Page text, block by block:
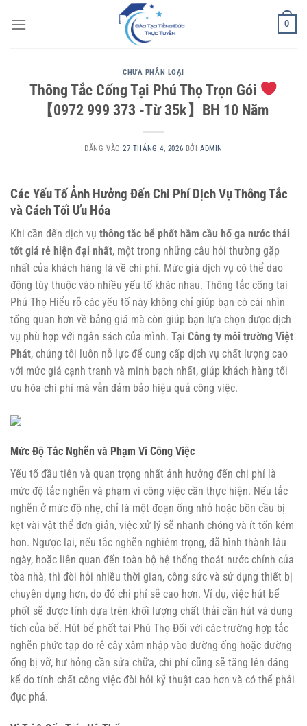
qua
0
CHƯA PHÂN LOẠI
Thông Tắc Cống Tại Phú Thọ Trọn Gói
【0972 999 373 -Từ 35k】BH 10 Năm
ĐĂNG VÀO27 THÁNG 4, 2026 BỞI ADMIN
Các Yếu Tố Ảnh Hưởng Đến Chi Phí Dịch Vụ Thông Tắc
và Cách Tối Ưu Hóa
Khi cần đến dịch vụ thông tắc bể phốt hầm cầu hố ga nước thải
tốt giá rẻ hiện đại nhất, một trong những câu hỏi thường gặp
nhất của khách hàng là về chi phí. Mức giá dịch vụ có thể dao
động tùy thuộc vào nhiều yếu tố khác nhau. Thông tắc cống tại
Phú Thọ Hiểu rõ các yếu tố này không chỉ giúp bạn có cái nhìn
tổng quan hơn về bảng giá mà còn giúp bạn lựa chọn được dịch
vụ phù hợp với ngân sách của mình. Tại Công ty môi trường Việt
Phát, chúng tôi luôn nỗ lực để cung cấp dịch vụ chất lượng cao
với mức giá cạnh tranh và minh bạch nhất, giúp khách hàng tối
ưu hóa chi phí mà vẫn đảm bảo hiệu quả công việc.
Mức Độ Tắc Nghẽn và Phạm Vi Công Việc
Yếu tố đầu tiên và quan trọng nhất ảnh hưởng đến chi phí là
mức độ tắc nghẽn và phạm vi công việc cần thực hiện. Nếu tắc
nghẽn ở mức độ nhẹ, chỉ là một đoạn ống nhỏ hoặc bồn cầu bị
kẹt vài vật thể đơn giản, việc xử lý sẽ nhanh chóng và ít tốn kém
hơn. Ngược lại, nếu tắc nghẽn nghiêm trọng, đã hình thành lâu
ngày, hoặc liên quan đến toàn bộ hệ thống thoát nước chính của
tòa nhà, thì đòi hỏi nhiều thời gian, công sức và sử dụng thiết bị
chuyên dụng hơn, do đó chi phí sẽ cao hơn. Ví dụ, việc hút bể
phốt sẽ được tính dựa trên khối lượng chất thải cần hút và dung
tích của bể. Hút bể phốt tại Phú Thọ Đối với các trường hợp tắc
nghẽn phức tạp do rễ cây xâm nhập vào đường ống hoặc đường
ống bị vỡ, hư hỏng cần sửa chữa, chi phí cũng sẽ tăng lên đáng
kể do tính chất công việc đòi hỏi kỹ thuật cao hơn và có thể phải
đục phá.